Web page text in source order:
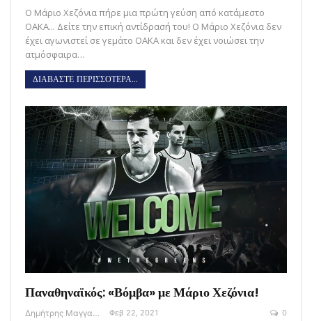
Ο Μάριο Χεζόνια πήρε μια πρώτη γεύση από κατάμεστο
ΟΑΚΑ... Δείτε την επική αντίδρασή του! Ο Μάριο Χεζόνια δεν
έχει αγωνιστεί σε γεμάτο ΟΑΚΑ και δεν έχει νοιώσει την
ατμόσφαιρα…
ΔΙΑΒΑΣΤΕ ΠΕΡΙΣΣΟΤΕΡΑ...
Παναθηναϊκός: «Βόμβα» με Μάριο Χεζόνια!
Δημήτρης Μαγγανάρης Φεβ 22, 2021 0